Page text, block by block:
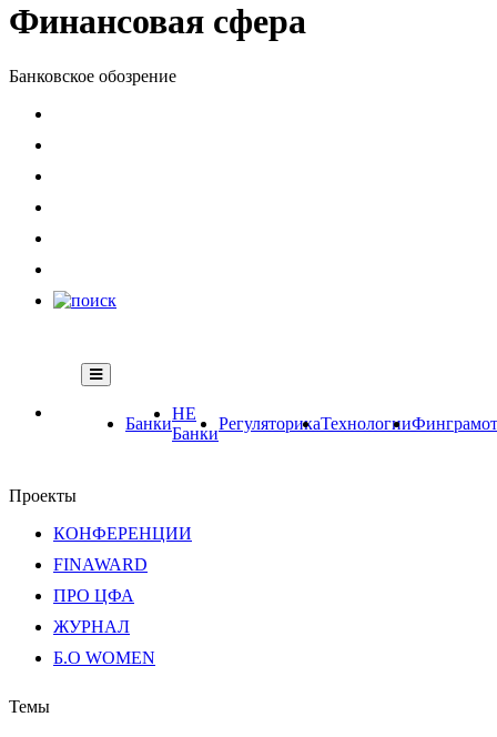
Финансовая сфера
Банковское обозрение
Банки
НЕ
Банки
РегуляторикаТехнологии
Проекты
КОНФЕРЕНЦИИ
FINAWARD
ПРО ЦФА
ЖУРНАЛ
Б.О WOMEN
Темы